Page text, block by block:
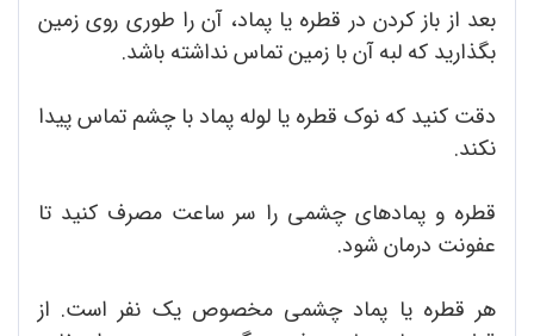
بعد از باز کردن در قطره یا پماد، آن را طوری روی زمین
بگذارید که لبه آن با زمین تماس نداشته باشد.
دقت کنید که نوک قطره یا لوله پماد با چشم تماس پیدا
نکند.
قطره و پمادهای چشمی را سر ساعت مصرف کنید تا
عفونت درمان شود.
هر قطره یا پماد چشمی مخصوص یک نفر است. از